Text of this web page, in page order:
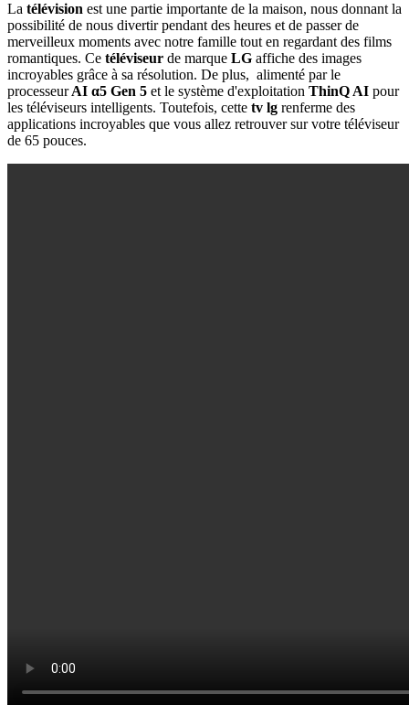
La télévision est une partie importante de la maison, nous donnant la
possibilité de nous divertir pendant des heures et de passer de
merveilleux moments avec notre famille tout en regardant des films
romantiques. Ce téléviseur de marque LG affiche des images
incroyables grâce à sa résolution. De plus, alimenté par le
processeurAI α5 Gen 5 et le système d'exploitation ThinQ AI pour
les téléviseurs intelligents. Toutefois, cette tv lg renferme des
applications incroyables que vous allez retrouver sur votre téléviseur
de 65 pouces.